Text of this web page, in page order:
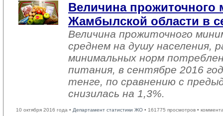
Величина
Жамбылской области в
Величина прожиточного
среднем на душу населения,
минимальных норм
питания, в сентябре 2016
тенге, по сравнению с
снизилась на 1,3%.
10 октября 2016 года • Департамент статистики ЖО • 161775 просмотров •